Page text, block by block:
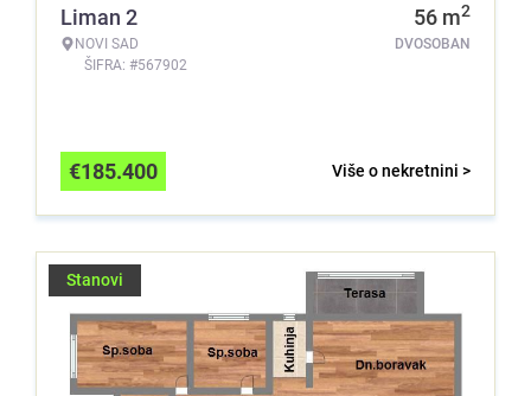
Liman 2
NOVI SAD
ŠIFRA: #567902
56 m2
DVOSOBAN
Više o nekretnini >
€185.400
Stanovi